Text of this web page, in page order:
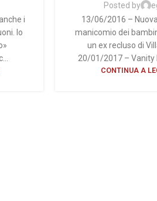
i
Io
Posted by
13/06/2016 – Nuova
manicomio dei
un ex recluso di
20/01/2017 – Vanity
CONTINUA A